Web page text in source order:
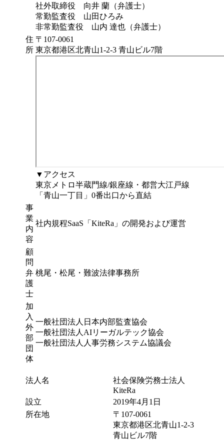
私たちは今、まさに「第二創業期」のただ中にいま
す。社内規程という単一のドメインから事業を複線化
し、GRCという巨大な新しいカテゴリーマーケットを
自らの手で創り上げることは、決して楽な道ではあり
ません。しかし、新しい市場が当たり前になっていく
その過程を、手触り感のあるワクワクする体験とし
ものではなく、自分たちの手で創るものです。私たち
はそれを自ら実践してきました。この期、私たちはAI
時代の「信頼のインフラ」を創る最初の挑戦者になり
ます。私たちのミッション「安心して働ける世界をつ
くる」、その実現に、これまでで最も近づく一年にし
ます。
まだ誰も見たことのない絶景を、皆さんと一緒に見に
行きたい。私はその先頭に立ちます。
株式会社KiteRa 代表取締役 執行役員 CEO 植松 隆
社外取締役 向井 蘭（弁護士）
常勤監査役 山田ひろみ
非常勤監査役 山内 達也（弁護士）
住
所
〒107-0061
東京都港区北青山1-2-3 青山ビル7階
▼アクセス
東京メトロ半蔵門線/銀座線・都営大江戸線
「青山一丁目」0番出口から直結
事
業
内
容
社内規程SaaS「KiteRa」の開発および運営
顧
問
弁
護
士
桃尾・松尾・難波法律事務所
加
入
外
部
団
体
一般社団法人日本内部監査協会
一般社団法人AIリーガルテック協会
一般社団法人人事労務システム協議会
法人名
社会保険労務士法人
KiteRa
設立
2019年4月1日
所在地
〒107-0061
東京都港区北青山1-2-3
青山ビル7階